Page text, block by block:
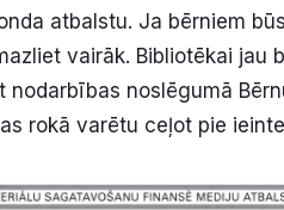
atbalstu. Ja bērniem
vairāk. Bibliotēkai jau
nodarbības noslēgumā
rokā varētu ceļot pie